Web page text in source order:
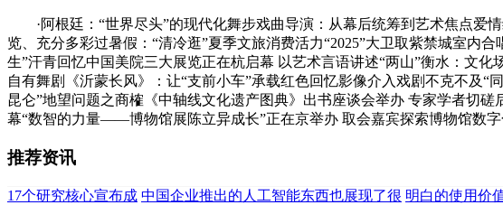
·阿根廷：“世界尽头”的现代化舞步戏曲导演：从幕后统筹到艺术焦点爱
览、充分多彩过暑假：“清冷逛”夏季文旅消费活力“2025”大卫取紫禁城室内
生”汗青回忆中国美院三大展览正在杭启幕 以艺术言语讲述“两山”衡水：文
自有舞剧《沂蒙长风》：让“支前小车”承载红色回忆影像介入戏剧不克不及
昆仑”地望问题之商榷《中轴线文化遗产图典》出书座谈会举办 专家学者切
幕“数智的力量——博物馆展陈立异成长”正在京举办 取会嘉宾探索博物馆数字
推荐资讯
17个研究核心宣布成 中国企业推出的人工智能东西也展现了很 明白的使用价